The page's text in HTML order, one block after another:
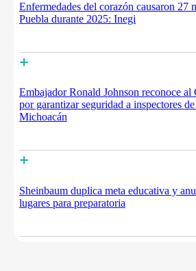
Enfermedades del corazón causaron 27
Puebla durante 2025: Inegi
+
Embajador Ronald Johnson reconoce
por garantizar seguridad a inspectores de
Michoacán
+
Sheinbaum duplica meta educativa y
lugares para preparatoria